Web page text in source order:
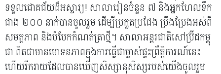
ទទួលជោគជ័យដ៏អស្ចារ្យ! សាលារៀនចំនួន ៧ និងអ្នកហែលទឹក
ជាង ២០០ នាក់បានចូលរួម ដើម្បីប្រកួតប្រជែង ប្រឹងប្រែងអស់ពី
សមត្ថភាព និងបំបែកកំណត់ត្រាថ្មី។ សាលាអន្តរជាតិសៅប្រ៊ីដកម្ពុ
ជា ពិតជាមានមោទនភាពក្នុងការធ្វើជាម្ចាស់ផ្ទះព្រឹត្តិការណ៍នេះ
ហើយរីករាយដែលបានឃើញសិស្សានុសិស្សរបស់យើងចូលរួម